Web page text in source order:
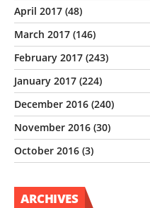
April 2017 (48)
March 2017 (146)
February 2017 (243)
January 2017 (224)
December 2016 (240)
November 2016 (30)
October 2016 (3)
ARCHIVES